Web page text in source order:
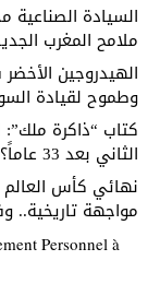
السيادة
ملامح المغرب
الهيدروجين
وطموح لقيادة
كتاب “ذاكرة
الثاني بعد 33 عاماً؟
مواجهة تاريخية..
Personnel à